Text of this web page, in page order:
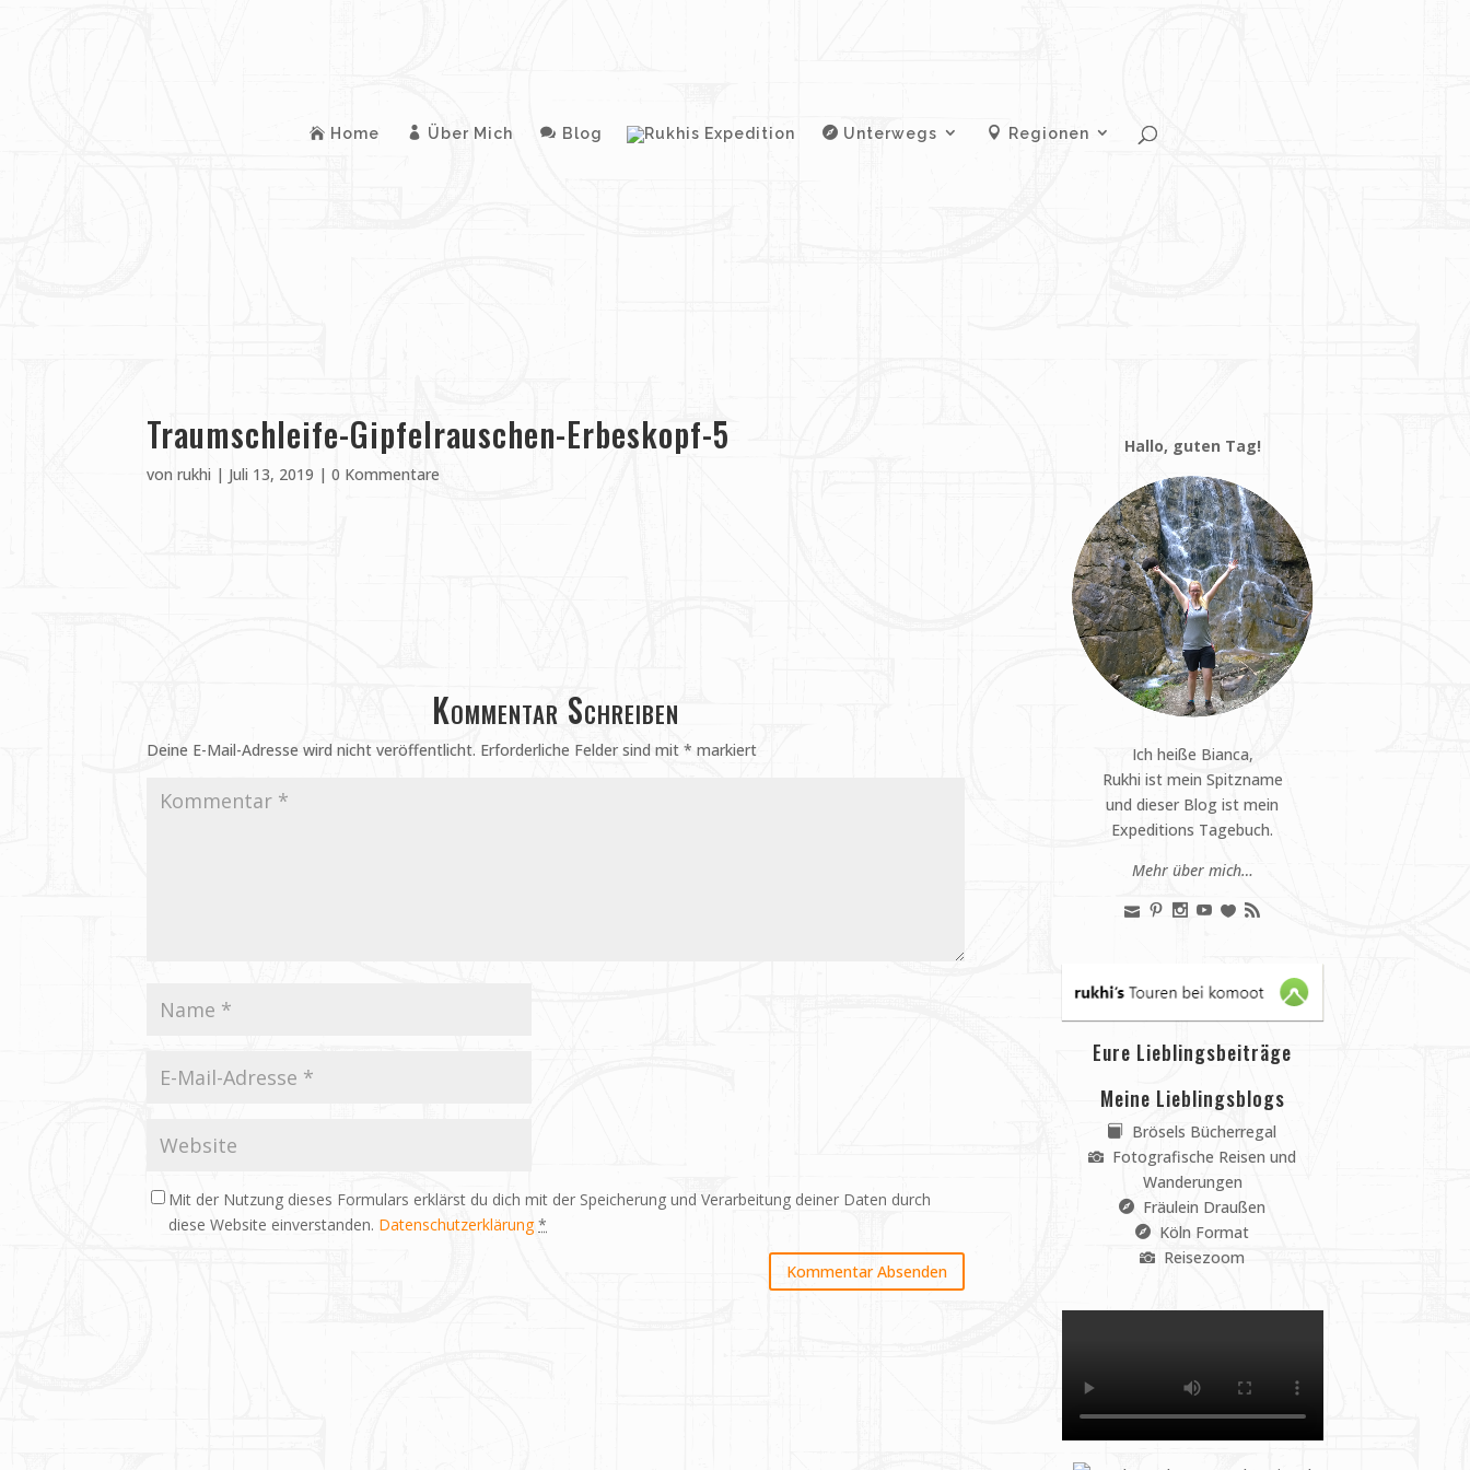
Home Über Mich Blog Unterwegs Regionen
Traumschleife-Gipfelrauschen-Erbeskopf-5
vonrukhi | Juli 13, 2019 |0 Kommentare
Kommentar Schreiben
Deine E-Mail-Adresse wird nicht veröffentlicht. Erforderliche Felder sind mit* markiert
Mit der Nutzung dieses Formulars erklärst du dich mit der Speicherung und Verarbeitung deiner Daten durch
diese Website einverstanden. Datenschutzerklärung *
Hallo, guten Tag!
Ich heiße Bianca,
Rukhi ist mein Spitzname
und dieser Blog ist mein
Expeditions Tagebuch.
Mehr über mich…
Eure Lieblingsbeiträge
Meine Lieblingsblogs
Brösels Bücherregal
Fotografische Reisen und
Wanderungen
Fräulein Draußen
Köln Format
Reisezoom